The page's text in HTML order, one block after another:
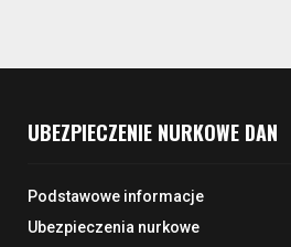
UBEZPIECZENIE NURKOWE DAN
Podstawowe informacje
Ubezpieczenia nurkowe